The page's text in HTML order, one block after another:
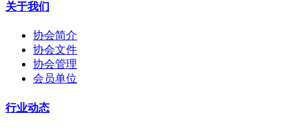
关于我们
协会简介
协会文件
协会管理
会员单位
行业动态